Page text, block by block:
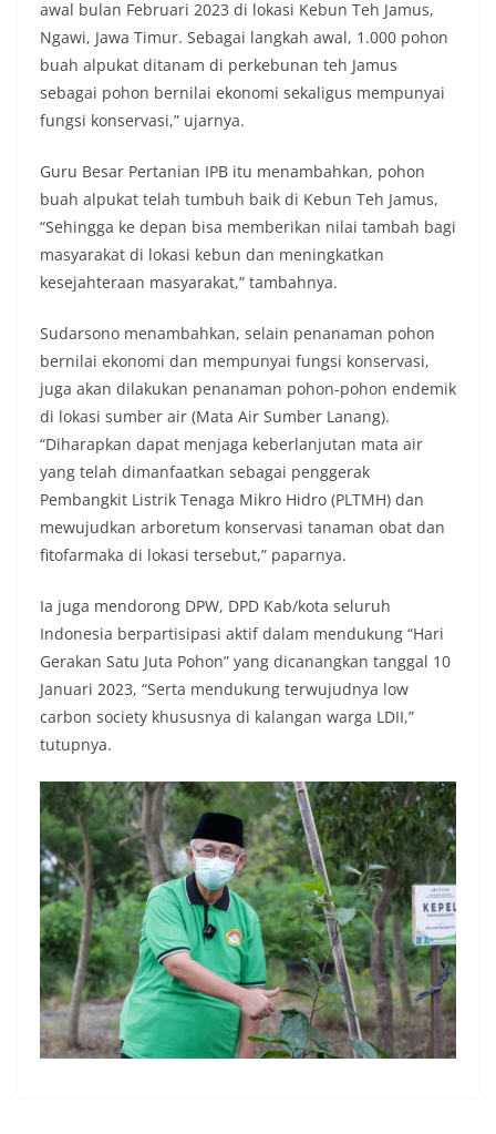
awal bulan Februari 2023 di lokasi Kebun Teh Jamus,
Ngawi, Jawa Timur. Sebagai langkah awal, 1.000 pohon
buah alpukat ditanam di perkebunan teh Jamus
sebagai pohon bernilai ekonomi sekaligus mempunyai
fungsi konservasi,” ujarnya.
Guru Besar Pertanian IPB itu menambahkan, pohon
buah alpukat telah tumbuh baik di Kebun Teh Jamus,
“Sehingga ke depan bisa memberikan nilai tambah bagi
masyarakat di lokasi kebun dan meningkatkan
kesejahteraan masyarakat,” tambahnya.
Sudarsono menambahkan, selain penanaman pohon
bernilai ekonomi dan mempunyai fungsi konservasi,
juga akan dilakukan penanaman pohon-pohon endemik
di lokasi sumber air (Mata Air Sumber Lanang).
“Diharapkan dapat menjaga keberlanjutan mata air
yang telah dimanfaatkan sebagai penggerak
Pembangkit Listrik Tenaga Mikro Hidro (PLTMH) dan
mewujudkan arboretum konservasi tanaman obat dan
fitofarmaka di lokasi tersebut,” paparnya.
Ia juga mendorong DPW, DPD Kab/kota seluruh
Indonesia berpartisipasi aktif dalam mendukung “Hari
Gerakan Satu Juta Pohon” yang dicanangkan tanggal 10
Januari 2023, “Serta mendukung terwujudnya low
carbon society khususnya di kalangan warga LDII,”
tutupnya.